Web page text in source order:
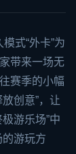
式“外卡”为
带来一场无
赛季的小幅
创意”，让
游乐场”中
游玩方